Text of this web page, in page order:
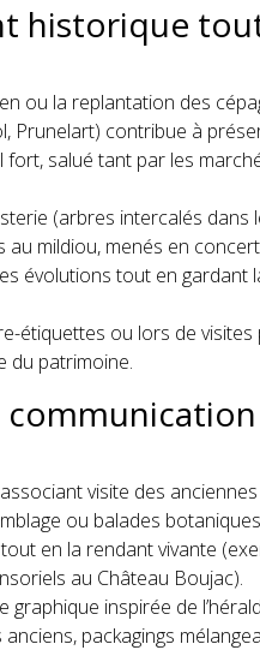
historique
ou la replantation des
Prunelart) contribue à
fort, salué tant par les
(arbres intercalés dans
mildiou, menés en
évolutions tout en gardant
étiquettes ou lors de visites
du patrimoine.
visite des anciennes
ou balades
en la rendant vivante
au Château Boujac).
graphique inspirée de
packagings